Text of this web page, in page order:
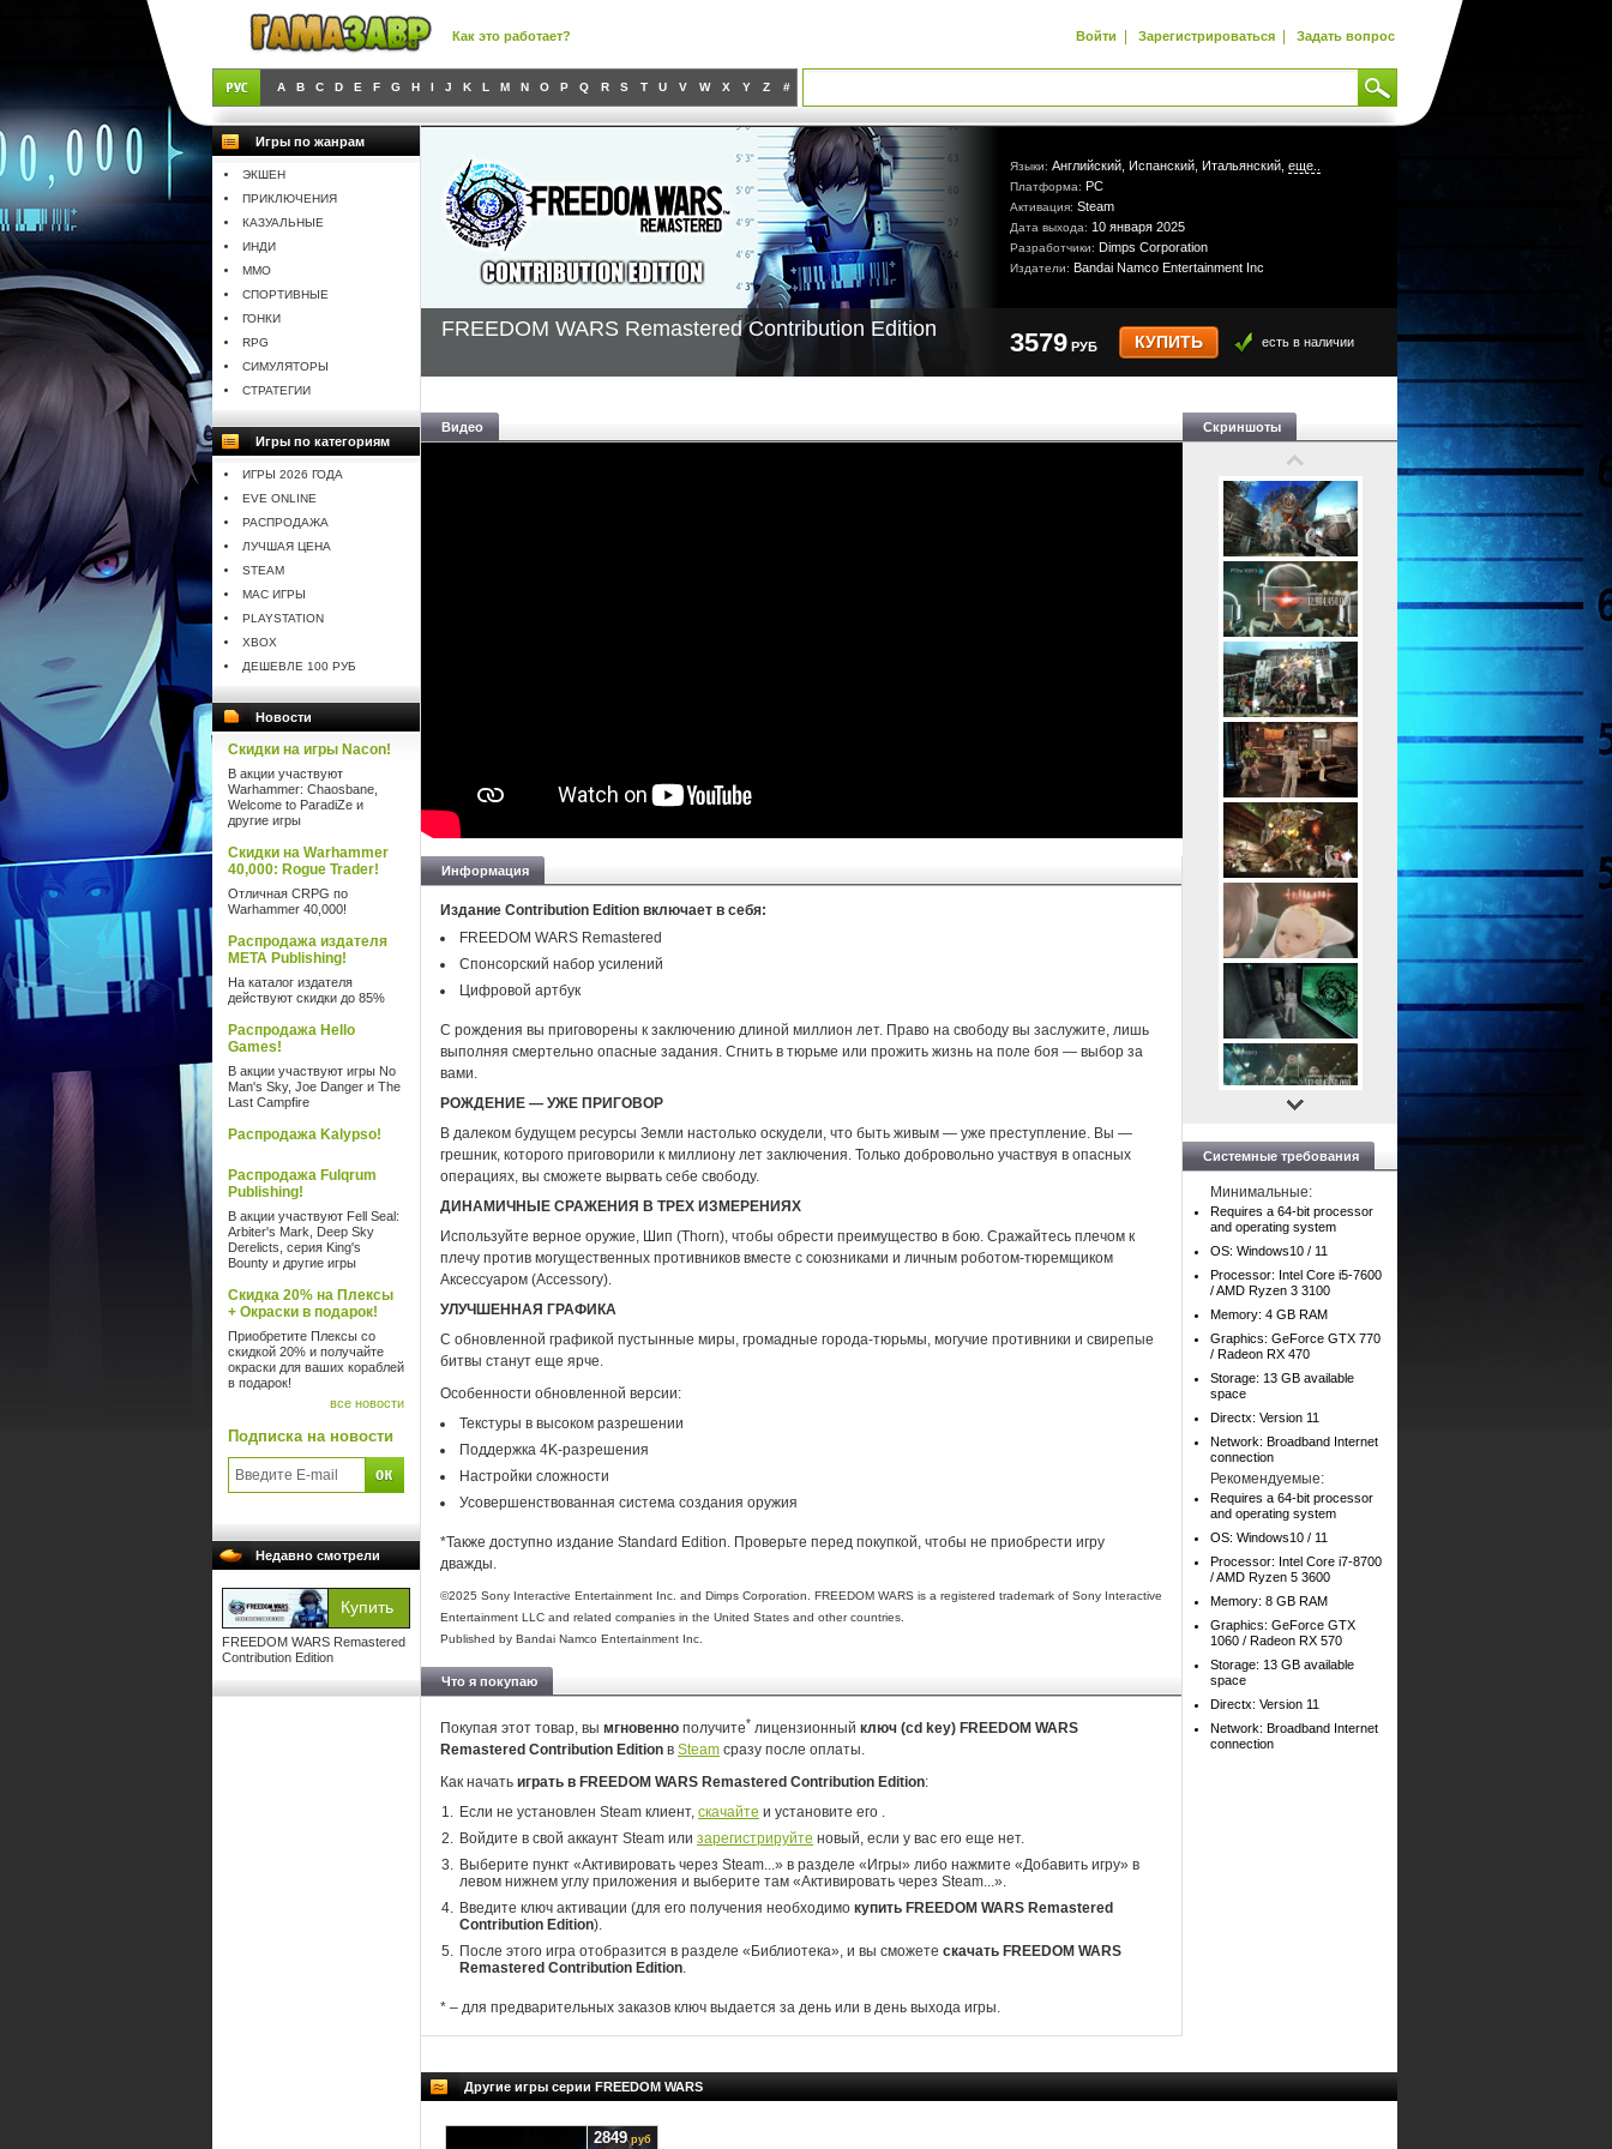
Как это работает? Войти | Зарегистрироваться | Задать вопрос
A B C D E F G H I J K L M N O P Q R S T U V W X Y Z #
Игры по жанрам
ЭКШЕН
ПРИКЛЮЧЕНИЯ
КАЗУАЛЬНЫЕ
ИНДИ
MMO
СПОРТИВНЫЕ
ГОНКИ
RPG
СИМУЛЯТОРЫ
СТРАТЕГИИ
Игры по категориям
ИГРЫ 2026 ГОДА
EVE ONLINE
РАСПРОДАЖА
ЛУЧШАЯ ЦЕНА
STEAM
MAC ИГРЫ
PLAYSTATION
XBOX
ДЕШЕВЛЕ 100 РУБ
Новости
Скидки на игры Nacon!
В акции участвуют
Warhammer: Chaosbane,
Welcome to ParadiZe и
другие игры
Скидки на Warhammer
40,000: Rogue Trader!
Отличная CRPG по
Warhammer 40,000!
Распродажа издателя
META Publishing!
На каталог издателя
действуют скидки до 85%
Распродажа Hello
Games!
В акции участвуют игры No
Man's Sky, Joe Danger и The
Last Campfire
Распродажа Kalypso!
Распродажа Fulqrum
Publishing!
В акции участвуют Fell Seal:
Arbiter's Mark, Deep Sky
Derelicts, серия King's
Bounty и другие игры
Скидка 20% на Плексы
+ Окраски в подарок!
Приобретите Плексы со
скидкой 20% и получайте
окраски для ваших кораблей
в подарок!
все новости
Подписка на новости
Недавно смотрели
FREEDOM WARS Remastered
Contribution Edition
Языки: Английский, Испанский, Итальянский, еще..
Платформа: PC
Активация: Steam
Дата выхода: 10 января 2025
Разработчики: Dimps Corporation
Издатели: Bandai Namco Entertainment Inc
FREEDOM WARS Remastered Contribution Edition 3579 РУБ КУПИТЬ есть в наличии
Видео
Информация
Издание Contribution Edition включает в себя:
FREEDOM WARS Remastered
Спонсорский набор усилений
Цифровой артбук
С рождения вы приговорены к заключению длиной миллион лет. Право на свободу вы заслужите, лишь
выполняя смертельно опасные задания. Сгнить в тюрьме или прожить жизнь на поле боя — выбор за
вами.
РОЖДЕНИЕ — УЖЕ ПРИГОВОР
В далеком будущем ресурсы Земли настолько оскудели, что быть живым — уже преступление. Вы —
грешник, которого приговорили к миллиону лет заключения. Только добровольно участвуя в опасных
операциях, вы сможете вырвать себе свободу.
ДИНАМИЧНЫЕ СРАЖЕНИЯ В ТРЕХ ИЗМЕРЕНИЯХ
Используйте верное оружие, Шип (Thorn), чтобы обрести преимущество в бою. Сражайтесь плечом к
плечу против могущественных противников вместе с союзниками и личным роботом-тюремщиком
Аксессуаром (Accessory).
УЛУЧШЕННАЯ ГРАФИКА
С обновленной графикой пустынные миры, громадные города-тюрьмы, могучие противники и свирепые
битвы станут еще ярче.
Особенности обновленной версии:
Текстуры в высоком разрешении
Поддержка 4K-разрешения
Настройки сложности
Усовершенствованная система создания оружия
*Также доступно издание Standard Edition. Проверьте перед покупкой, чтобы не приобрести игру
дважды.
©2025 Sony Interactive Entertainment Inc. and Dimps Corporation. FREEDOM WARS is a registered trademark of Sony Interactive
Entertainment LLC and related companies in the United States and other countries.
Published by Bandai Namco Entertainment Inc.
Что я покупаю
Покупая этот товар, вы мгновенно получите* лицензионный ключ (cd key) FREEDOM WARS
Remastered Contribution Edition в Steam сразу после оплаты.
Как начать играть в FREEDOM WARS Remastered Contribution Edition:
Если не установлен Steam клиент, скачайте и установите его .
Войдите в свой аккаунт Steam или зарегистрируйте новый, если у вас его еще нет.
Выберите пункт «Активировать через Steam...» в разделе «Игры» либо нажмите «Добавить игру» в
левом нижнем углу приложения и выберите там «Активировать через Steam...».
Введите ключ активации (для его получения необходимо купить FREEDOM WARS Remastered
Contribution Edition).
После этого игра отобразится в разделе «Библиотека», и вы сможете скачать FREEDOM WARS
Remastered Contribution Edition.
* – для предварительных заказов ключ выдается за день или в день выхода игры.
Скриншоты
Системные требования
Минимальные:
Requires a 64-bit processor
and operating system
OS: Windows10 / 11
Processor: Intel Core i5-7600
/ AMD Ryzen 3 3100
Memory: 4 GB RAM
Graphics: GeForce GTX 770
/ Radeon RX 470
Storage: 13 GB available
space
Directx: Version 11
Network: Broadband Internet
connection
Рекомендуемые:
Requires a 64-bit processor
and operating system
OS: Windows10 / 11
Processor: Intel Core i7-8700
/ AMD Ryzen 5 3600
Memory: 8 GB RAM
Graphics: GeForce GTX
1060 / Radeon RX 570
Storage: 13 GB available
space
Directx: Version 11
Network: Broadband Internet
connection
Другие игры серии FREEDOM WARS
2849руб